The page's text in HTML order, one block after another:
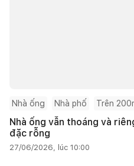
Nhà ống Nhà phố Trên
Nhà ống vẫn thoáng và
đặc rỗng
27/06/2026, lúc 10:00